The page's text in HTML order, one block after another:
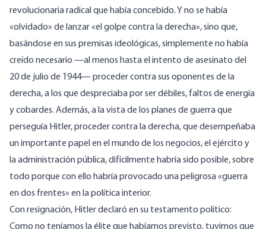
revolucionaria radical que había concebido. Y no se había
«olvidado» de lanzar «el golpe contra la derecha», sino que,
basándose en sus premisas ideológicas, simplemente no había
creído necesario —al menos hasta el intento de asesinato del
20 de julio de 1944— proceder contra sus oponentes de la
derecha, a los que despreciaba por ser débiles, faltos de energía
y cobardes. Además, a la vista de los planes de guerra que
perseguía Hitler, proceder contra la derecha, que desempeñaba
un importante papel en el mundo de los negocios, el ejército y
la administración pública, difícilmente habría sido posible, sobre
todo porque con ello habría provocado una peligrosa «guerra
en dos frentes» en la política interior.
Con resignación, Hitler declaró en su testamento político:
Como no teníamos la élite que habíamos previsto, tuvimos que